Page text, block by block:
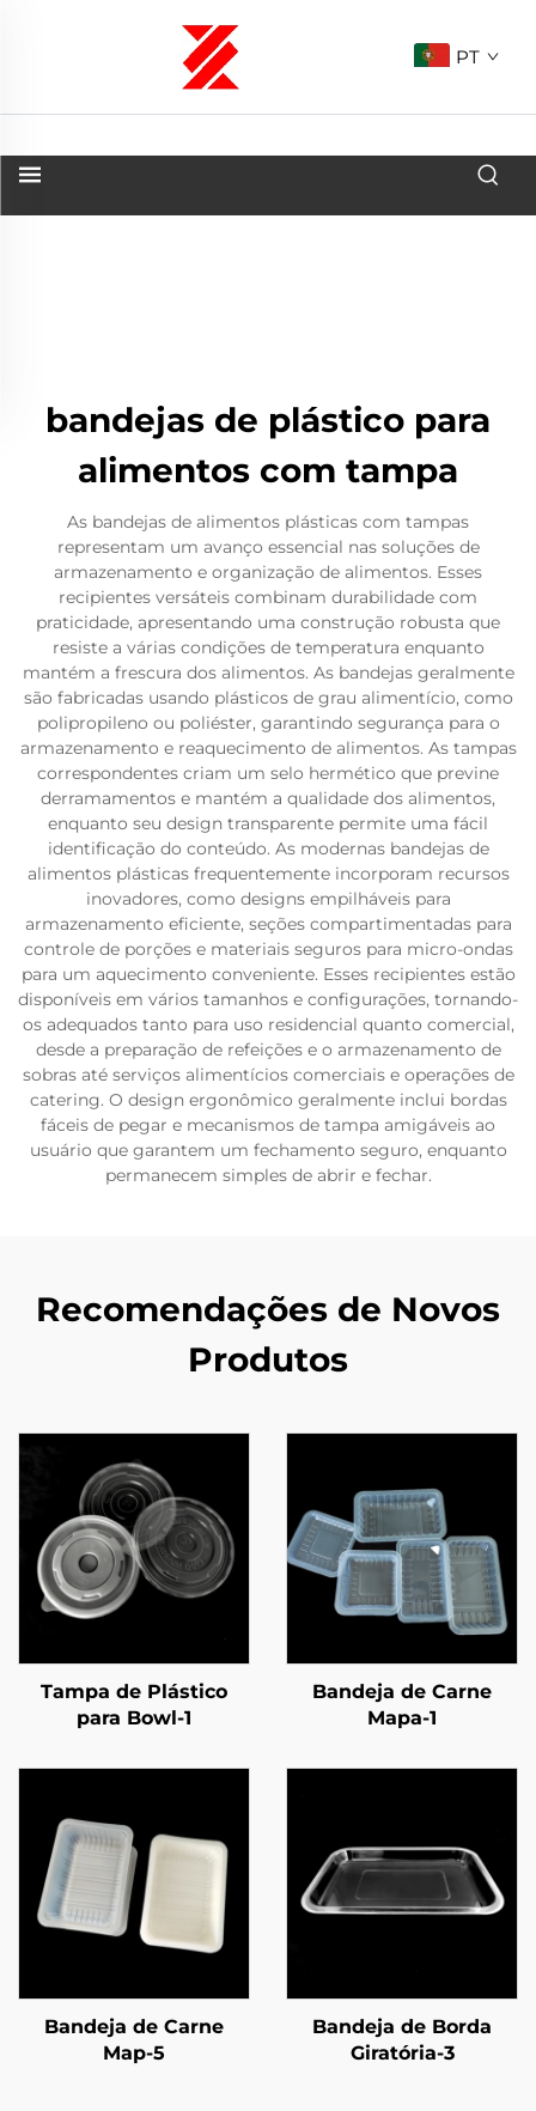
PT
bandejas de plástico para
alimentos com tampa
As bandejas de alimentos plásticas com tampas
representam um avanço essencial nas soluções de
armazenamento e organização de alimentos. Esses
recipientes versáteis combinam durabilidade com
praticidade, apresentando uma construção robusta que
resiste a várias condições de temperatura enquanto
mantém a frescura dos alimentos. As bandejas geralmente
são fabricadas usando plásticos de grau alimentício, como
polipropileno ou poliéster, garantindo segurança para o
armazenamento e reaquecimento de alimentos. As tampas
correspondentes criam um selo hermético que previne
derramamentos e mantém a qualidade dos alimentos,
enquanto seu design transparente permite uma fácil
identificação do conteúdo. As modernas bandejas de
alimentos plásticas frequentemente incorporam recursos
inovadores, como designs empilháveis para
armazenamento eficiente, seções compartimentadas para
controle de porções e materiais seguros para micro-ondas
para um aquecimento conveniente. Esses recipientes estão
disponíveis em vários tamanhos e configurações, tornando-
os adequados tanto para uso residencial quanto comercial,
desde a preparação de refeições e o armazenamento de
sobras até serviços alimentícios comerciais e operações de
catering. O design ergonômico geralmente inclui bordas
fáceis de pegar e mecanismos de tampa amigáveis ao
usuário que garantem um fechamento seguro, enquanto
permanecem simples de abrir e fechar.
Recomendações de Novos
Produtos
Tampa de Plástico
para Bowl-1
Bandeja de Carne
Mapa-1
Bandeja de Carne
Map-5
Bandeja de Borda
Giratória-3